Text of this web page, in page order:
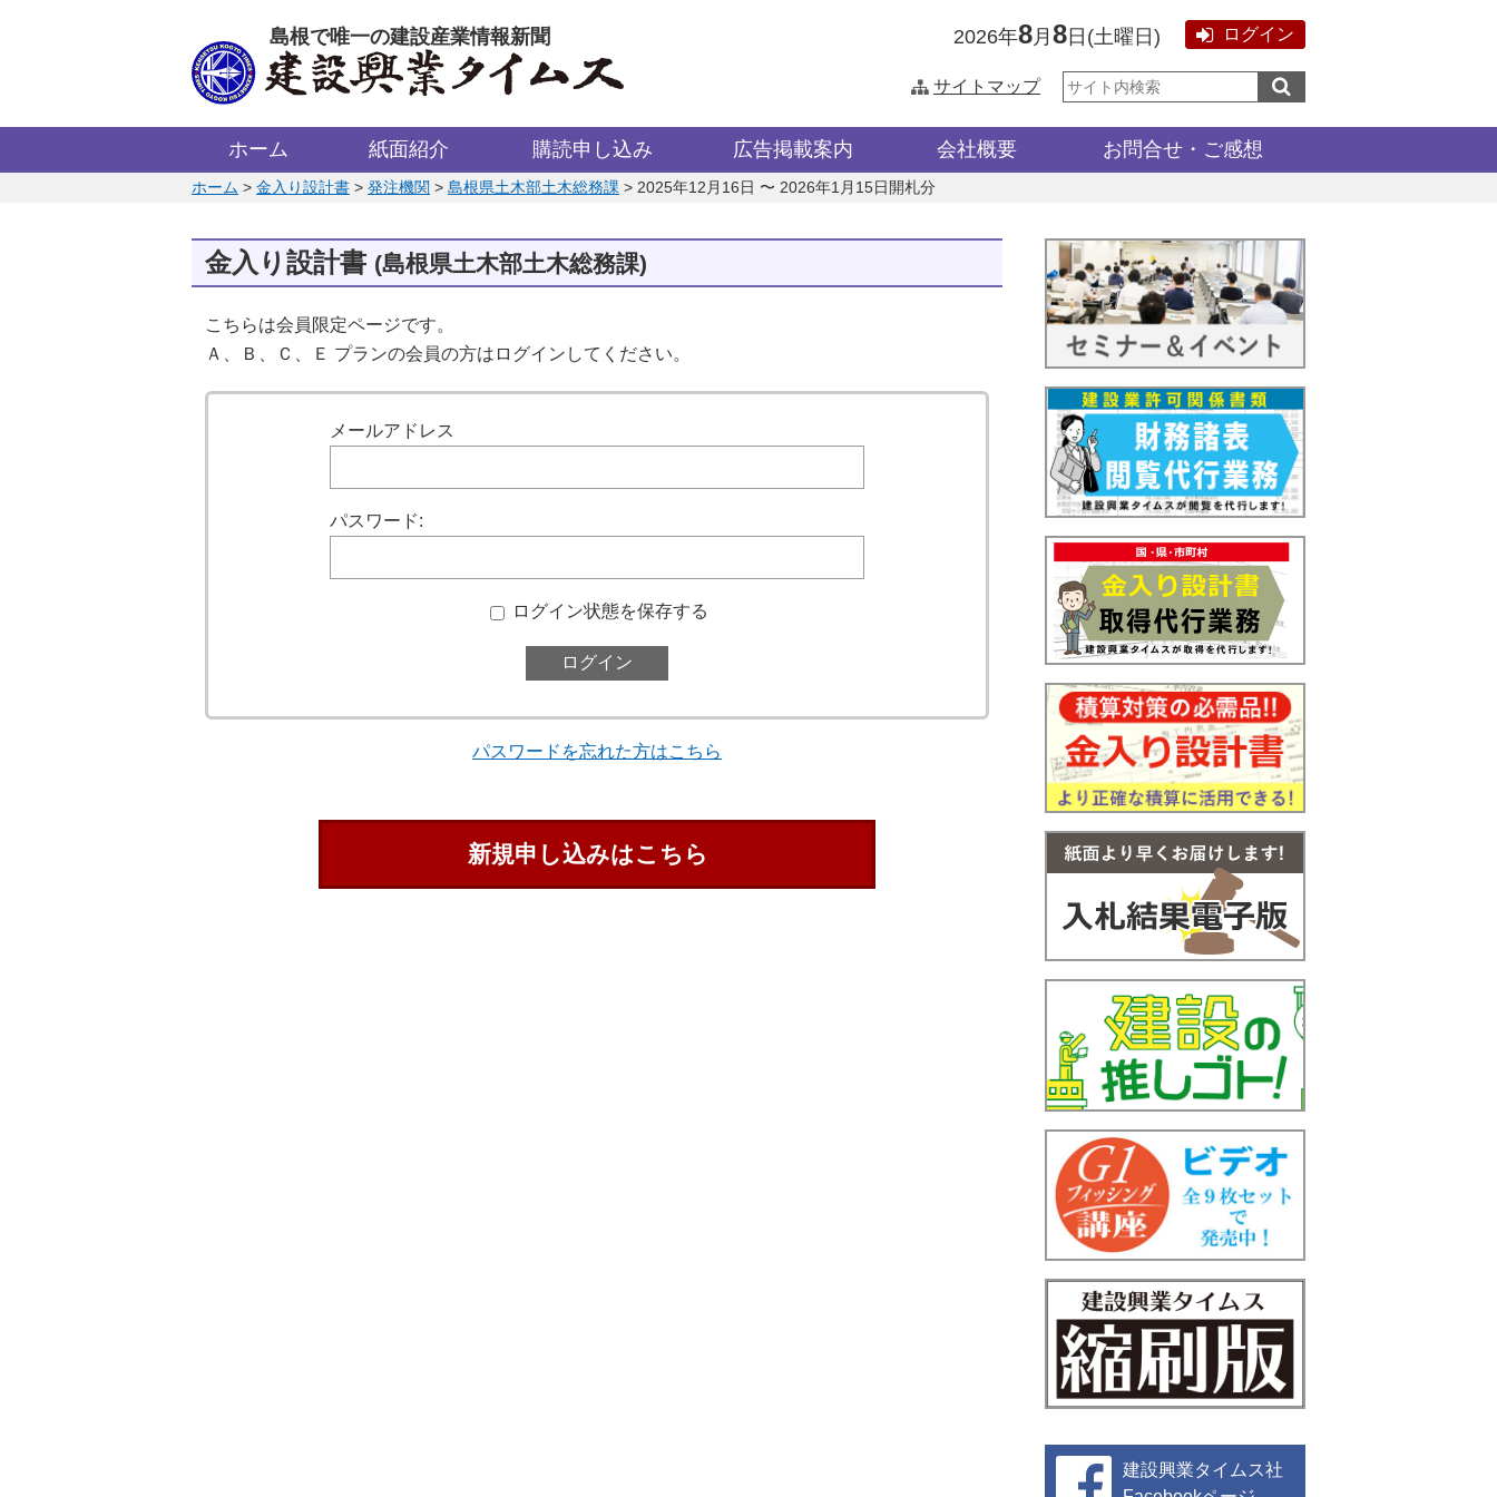
島根で唯一の建設産業情報新聞 2026年8月 8 日 (土曜日 ) ログイン
サイトマップ
サ
イ
内
ホーム 紙面紹介 購読申し込み 広告掲載案内 会社概要 お問合せ・ご感想
このページの位置:
ホーム > 金入り設計書 > 発注機関 > 島根県土木部土木総務課 > 2025年12月16日 〜 2026年1月15日開札分
金入り設計書 (島根県土木部土木総務課)
こちらは会員限定ページです。
Ａ、Ｂ、Ｃ、Ｅ プランの会員の方はログインしてください。
メールアドレス
パスワード:
ログイン状態を保存する
パスワードを忘れた方はこちら
新規申し込みはこちら
建設興業タイムス社